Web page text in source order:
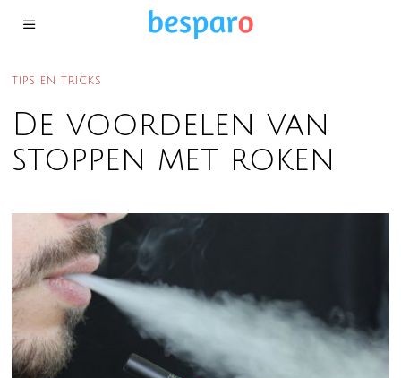
TIPS EN TRICKS
De voordelen van
stoppen met roken